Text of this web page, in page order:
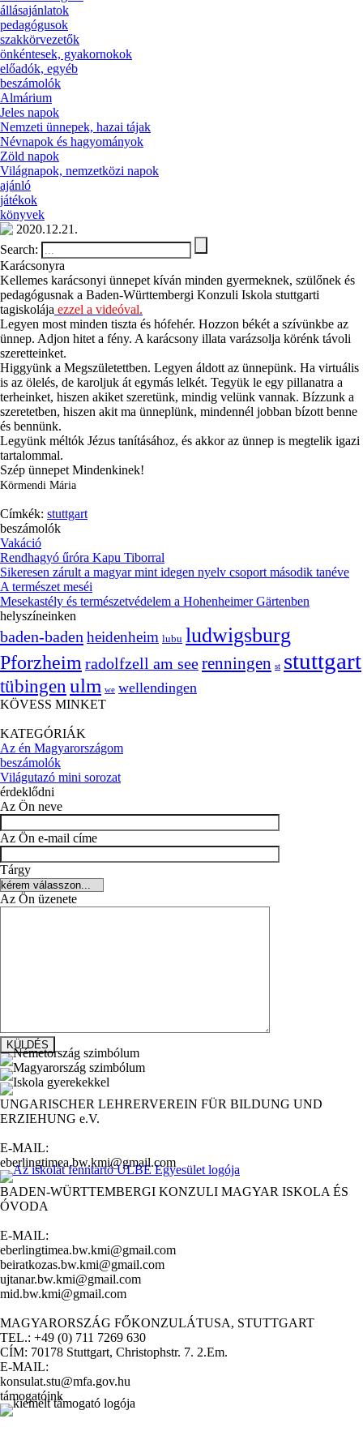
állásajánlatok
pedagógusok
szakkörvezetők
önkéntesek, gyakornokok
előadók, egyéb
beszámolók
Almárium
Jeles napok
Nemzeti ünnepek, hazai tájak
Névnapok és hagyományok
Zöld napok
Világnapok, nemzetközi napok
ajánló
játékok
könyvek
2020.12.21.
Search:
Karácsonyra
Kellemes karácsonyi ünnepet kíván minden gyermeknek, szülőnek és
pedagógusnak a Baden-Württembergi Konzuli Iskola stuttgarti
tagiskolája ezzel a videóval.
Legyen most minden tiszta és hófehér. Hozzon békét a szívünkbe az
ünnep. Adjon hitet a fény. A karácsony illata varázsolja körénk távoli
szeretteinket.
Higgyünk a Megszületettben. Legyen áldott az ünnepünk. Ha virtuális
is az ölelés, de karoljuk át egymás lelkét. Tegyük le egy pillanatra a
terheinket, hiszen akiket szeretünk, mindig velünk vannak. Bízzunk a
szeretetben, hiszen akit ma ünneplünk, mindennél jobban bízott benne
és bennünk.
Legyünk méltók Jézus tanításához, és akkor az ünnep is megtelik igazi
tartalommal.
Szép ünnepet Mindenkinek!
Körmendi Mária
Címkék: stuttgart
beszámolók
Vakáció
Rendhagyó űróra Kapu Tiborral
Sikeresen zárult a magyar mint idegen nyelv csoport második tanéve
A természet meséi
Mesekastély és természetvédelem a Hohenheimer Gärtenben
helyszíneinken
baden-baden heidenheim lubu ludwigsburg
Pforzheim radolfzell am seerenningen st stuttgart
tübingen ulm we wellendingen
KÖVESS MINKET
KATEGÓRIÁK
Az én Magyarországom
beszámolók
Világutazó mini sorozat
érdeklődni
Az Ön neve
Az Ön e-mail címe
Tárgy
Az Ön üzenete
UNGARISCHER LEHRERVEREIN FÜR BILDUNG UND
ERZIEHUNG e.V.
E-MAIL:
eberlingtimea.bw.kmi@gmail.com
BADEN-WÜRTTEMBERGI KONZULI MAGYAR ISKOLA ÉS
ÓVODA
E-MAIL:
eberlingtimea.bw.kmi@gmail.com
beiratkozas.bw.kmi@gmail.com
ujtanar.bw.kmi@gmail.com
mid.bw.kmi@gmail.com
MAGYARORSZÁG FŐKONZULÁTUSA, STUTTGART
TEL.: +49 (0) 711 7269 630
CÍM: 70178 Stuttgart, Christophstr. 7. 2.Em.
E-MAIL:
konsulat.stu@mfa.gov.hu
támogatóink